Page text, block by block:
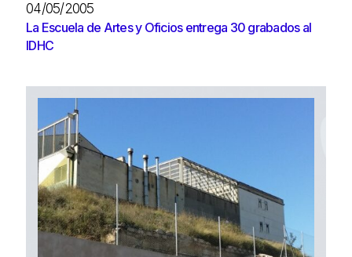
04/05/2005
La Escuela de Artes y Oficios entrega 30 grabados al
IDHC